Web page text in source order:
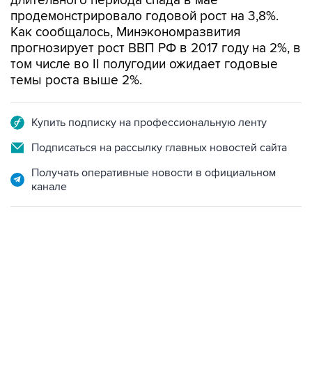
прогнозирует рост ВВП РФ в 2017 году на 2%, в
том числе во II полугодии ожидает годовые
темы роста выше 2%.
Подписаться на рассылку главных новостей сайта
Получать оперативные новости в официальном